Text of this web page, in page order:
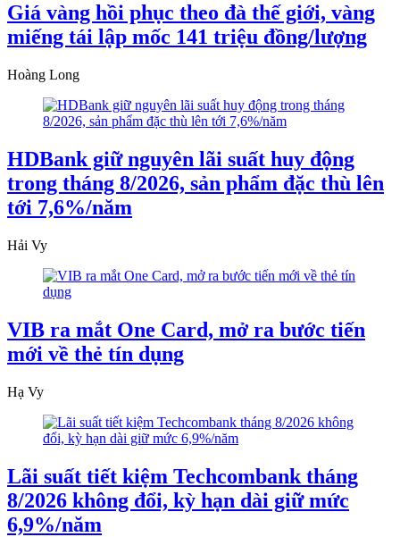
Giá vàng hồi phục theo đà thế giới, vàng
miếng tái lập mốc 141 triệu đồng/lượng
Hoàng Long
HDBank giữ nguyên lãi suất huy động
trong tháng 8/2026, sản phẩm đặc thù lên
tới 7,6%/năm
Hải Vy
VIB ra mắt One Card, mở ra bước tiến
mới về thẻ tín dụng
Hạ Vy
Lãi suất tiết kiệm Techcombank tháng
8/2026 không đổi, kỳ hạn dài giữ mức
6,9%/năm